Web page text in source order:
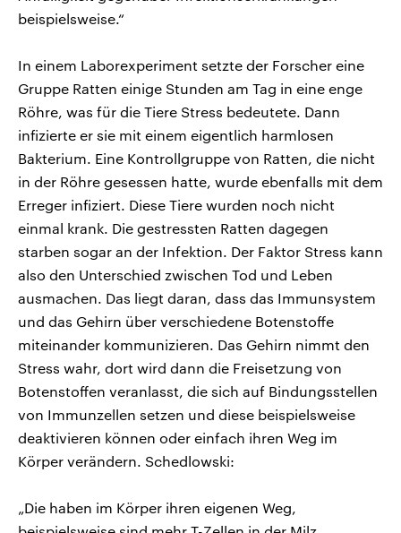
beispielsweise.“
In einem Laborexperiment setzte der Forscher eine
Gruppe Ratten einige Stunden am Tag in eine enge
Röhre, was für die Tiere Stress bedeutete. Dann
infizierte er sie mit einem eigentlich harmlosen
Bakterium. Eine Kontrollgruppe von Ratten, die nicht
in der Röhre gesessen hatte, wurde ebenfalls mit dem
Erreger infiziert. Diese Tiere wurden noch nicht
einmal krank. Die gestressten Ratten dagegen
starben sogar an der Infektion. Der Faktor Stress kann
also den Unterschied zwischen Tod und Leben
ausmachen. Das liegt daran, dass das Immunsystem
und das Gehirn über verschiedene Botenstoffe
miteinander kommunizieren. Das Gehirn nimmt den
Stress wahr, dort wird dann die Freisetzung von
Botenstoffen veranlasst, die sich auf Bindungsstellen
von Immunzellen setzen und diese beispielsweise
deaktivieren können oder einfach ihren Weg im
Körper verändern. Schedlowski:
„Die haben im Körper ihren eigenen Weg,